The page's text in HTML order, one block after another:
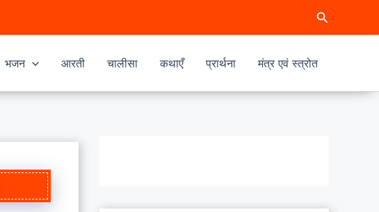
Search
भजन आरती चालीसा कथाएँ प्रार्थना मंत्र एवं स्त्रोत